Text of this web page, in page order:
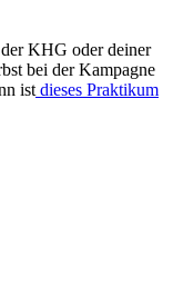
KHG oder deiner
bei der Kampagne
ist dieses Praktikum